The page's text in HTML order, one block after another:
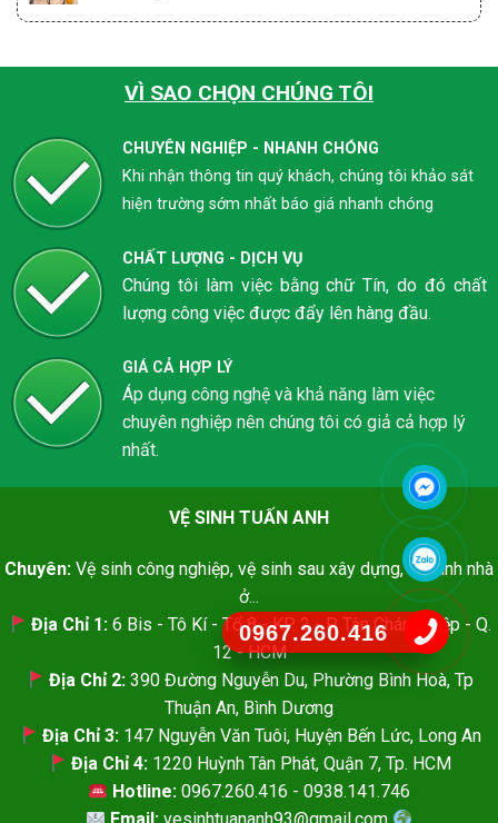
0967.260.416
VÌ SAO CHỌN CHÚNG TÔI
CHUYÊN NGHIỆP - NHANH CHÓNG
Khi nhận thông tin quý khách, chúng tôi khảo sát
hiện trường sớm nhất báo giá nhanh chóng
CHẤT LƯỢNG - DỊCH VỤ
Chúng tôi làm việc bằng chữ Tín, do đó chất
lượng công việc được đẩy lên hàng đầu.
GIÁ CẢ HỢP LÝ
Áp dụng công nghệ và khả năng làm việc
chuyên nghiệp nên chúng tôi có giả cả hợp lý
nhất.
VỆ SINH TUẤN ANH
Chuyên: Vệ sinh công nghiệp, vệ sinh sau xây dựng, vệ sinh nhà
ở...
Địa Chỉ 1: 6 Bis - Tô Kí - Tổ 8 - KP. 2 - P. Tân Chánh Hiệp - Q.
12 - HCM
Địa Chỉ 2: 390 Đường Nguyễn Du, Phường Bình Hoà, Tp
Thuận An, Bình Dương
Địa Chỉ 3:147 Nguyễn Văn Tuôi, Huyện Bến Lức, Long An
Địa Chỉ 4: 1220 Huỳnh Tân Phát, Quận 7, Tp. HCM
Hotline: 0967.260.416 - 0938.141.746